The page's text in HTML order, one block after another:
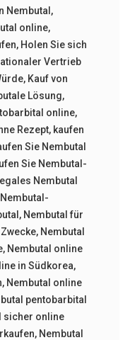
Nembutal ,
online,
, Holen Sie sich
Vertrieb
, Kauf von
Lösung,
online,
Rezept, kaufen
Sie Nembutal
Sie Nembutal-
legales Nembutal
, Nembutal für
, Nembutal
, Nembutal online
in Südkorea,
, Nembutal online
pentobarbital
sicher online
, Nembutal